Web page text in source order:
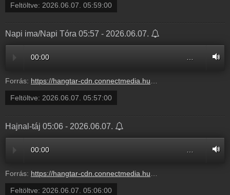
Feltöltve: 2026.06.07. 05:59:00
Napi ima/Napi Tóra 05:57 - 2026.06.07.
00:00
Forrás: https://hangtar-cdn.connectmedia.hu/20260607055700/20260607055900/mr1.mp3
Feltöltve: 2026.06.07. 05:57:00
Hajnal-táj 05:06 - 2026.06.07.
00:00
Forrás: https://hangtar-cdn.connectmedia.hu/20260607050600/20260607055700/mr1.mp3
Feltöltve: 2026.06.07. 05:06:00